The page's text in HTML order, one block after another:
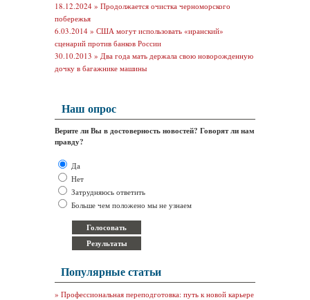
18.12.2024 » Продолжается очистка черноморского
побережья
6.03.2014 » США могут использовать «иранский»
сценарий против банков России
30.10.2013 » Два года мать держала свою новорожденную
дочку в багажнике машины
Наш опрос
Верите ли Вы в достоверность новостей? Говорят ли нам
правду?
Да
Нет
Затрудняюсь ответить
Больше чем положено мы не узнаем
Популярные статьи
» Профессиональная переподготовка: путь к новой карьере